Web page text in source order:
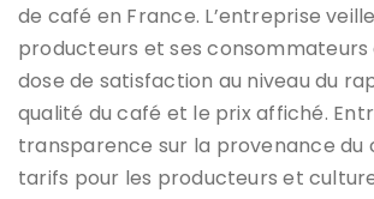
de café en France. L’entreprise
producteurs et ses
dose de satisfaction au niveau du
qualité du café et le prix affiché.
transparence sur la provenance du
tarifs pour les producteurs et